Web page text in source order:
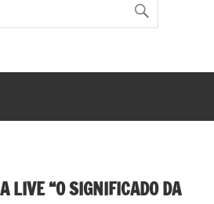
LIVE “O SIGNIFICADO DA